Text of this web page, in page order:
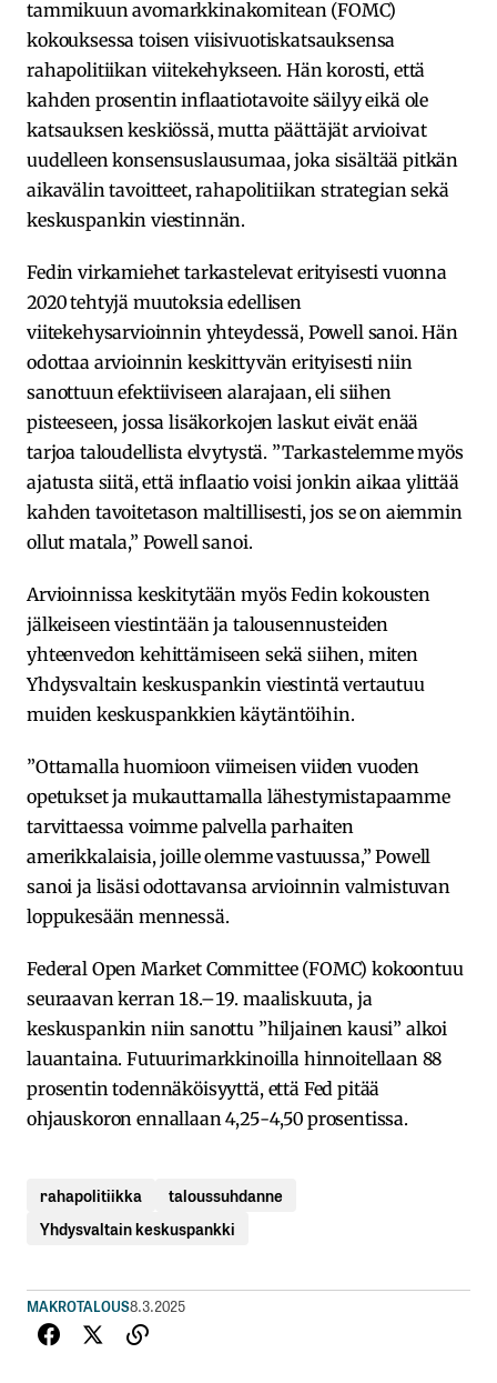
tammikuun avomarkkinakomitean (FOMC)
kokouksessa toisen viisivuotiskatsauksensa
rahapolitiikan viitekehykseen. Hän korosti, että
kahden prosentin inflaatiotavoite säilyy eikä ole
katsauksen keskiössä, mutta päättäjät arvioivat
uudelleen konsensuslausumaa, joka sisältää pitkän
aikavälin tavoitteet, rahapolitiikan strategian sekä
keskuspankin viestinnän.
Fedin virkamiehet tarkastelevat erityisesti vuonna
2020 tehtyjä muutoksia edellisen
viitekehysarvioinnin yhteydessä, Powell sanoi. Hän
odottaa arvioinnin keskittyvän erityisesti niin
sanottuun efektiiviseen alarajaan, eli siihen
pisteeseen, jossa lisäkorkojen laskut eivät enää
tarjoa taloudellista elvytystä. ”Tarkastelemme myös
ajatusta siitä, että inflaatio voisi jonkin aikaa ylittää
kahden tavoitetason maltillisesti, jos se on aiemmin
ollut matala,” Powell sanoi.
Arvioinnissa keskitytään myös Fedin kokousten
jälkeiseen viestintään ja talousennusteiden
yhteenvedon kehittämiseen sekä siihen, miten
Yhdysvaltain keskuspankin viestintä vertautuu
muiden keskuspankkien käytäntöihin.
”Ottamalla huomioon viimeisen viiden vuoden
opetukset ja mukauttamalla lähestymistapaamme
tarvittaessa voimme palvella parhaiten
amerikkalaisia, joille olemme vastuussa,” Powell
sanoi ja lisäsi odottavansa arvioinnin valmistuvan
loppukesään mennessä.
Federal Open Market Committee (FOMC) kokoontuu
seuraavan kerran 18.–19. maaliskuuta, ja
keskuspankin niin sanottu ”hiljainen kausi” alkoi
lauantaina. Futuurimarkkinoilla hinnoitellaan 88
prosentin todennäköisyyttä, että Fed pitää
ohjauskoron ennallaan 4,25-4,50 prosentissa.
rahapolitiikka
taloussuhdanne
Yhdysvaltain keskuspankki
MAKROTALOUS8.3.2025